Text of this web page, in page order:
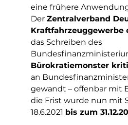
eine frühere
Der Zentralverband
Kraftfahrzeuggewerbe
das Schreiben des
Bürokratiemonster
an
gewandt – offenbar mit
die Frist wurde nun mit
18.6.2021 bis zum